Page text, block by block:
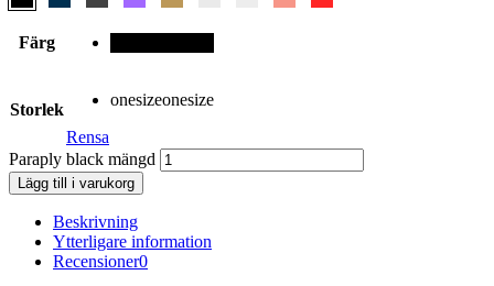
Färg
Storlek
onesizeonesize
Rensa
Paraply black mängd
Lägg till i varukorg
Beskrivning
Ytterligare information
Recensioner0